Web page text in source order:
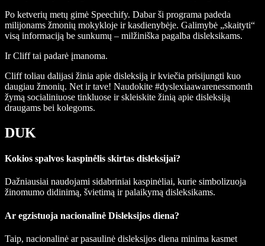
Po ketverių metų gimė Speechify. Dabar ši programa padeda
milijonams žmonių mokykloje ir kasdienybėje. Galimybė „skaityti“
visą informaciją be sunkumų – milžiniška pagalba disleksikams.
Ir Cliff tai padarė įmanoma.
Cliff toliau dalijasi žinia apie disleksiją ir kviečia prisijungti kuo
daugiau žmonių. Net ir tave! Naudokite #dyslexiaawarenessmonth
žymą socialiniuose tinkluose ir skleiskite žinią apie disleksiją
draugams bei kolegoms.
DUK
Kokios spalvos kaspinėlis skirtas disleksijai?
Dažniausiai naudojami sidabriniai kaspinėliai, kurie simbolizuoja
žinomumo didinimą, švietimą ir palaikymą disleksikams.
Ar egzistuoja nacionalinė Disleksijos diena?
Taip, nacionalinė ar pasaulinė disleksijos diena minima kasmet